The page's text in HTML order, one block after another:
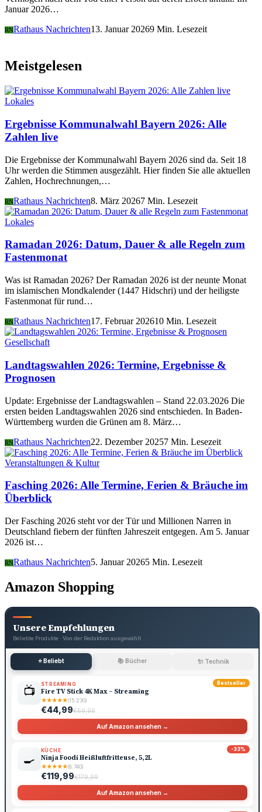
Januar 2026…
RNRathaus Nachrichten13. Januar 20269 Min. Lesezeit
Meistgelesen
Lokales
Ergebnisse Kommunalwahl Bayern 2026: Alle
Zahlen live
Die Ergebnisse der Kommunalwahl Bayern 2026 sind da. Seit 18
Uhr werden die Stimmen ausgezählt. Hier finden Sie alle aktuellen
Zahlen, Hochrechnungen,…
RNRathaus Nachrichten8. März 20267 Min. Lesezeit
Lokales
Ramadan 2026: Datum, Dauer & alle Regeln zum
Fastenmonat
Was ist Ramadan 2026? Der Ramadan 2026 ist der neunte Monat
im islamischen Mondkalender (1447 Hidschri) und der heiligste
Fastenmonat für rund…
RNRathaus Nachrichten17. Februar 202610 Min. Lesezeit
Gesellschaft
Landtagswahlen 2026: Termine, Ergebnisse &
Prognosen
Update: Ergebnisse der Landtagswahlen – Stand 22.03.2026 Die
ersten beiden Landtagswahlen 2026 sind entschieden. In Baden-
Württemberg wurden die Grünen am 8. März…
RNRathaus Nachrichten22. Dezember 20257 Min. Lesezeit
Veranstaltungen & Kultur
Fasching 2026: Alle Termine, Ferien & Bräuche im
Überblick
Der Fasching 2026 steht vor der Tür und Millionen Narren in
Deutschland fiebern der fünften Jahreszeit entgegen. Am 5. Januar
2026 ist…
RNRathaus Nachrichten5. Januar 20265 Min. Lesezeit
Amazon Shopping
Unsere Empfehlungen
Beliebte Produkte · Von der Redaktion ausgewählt
⭐ Beliebt 📚 Bücher 🔌 Technik
Bestseller
📺 STREAMING
Fire TV Stick 4K Max – Streaming
★★★★★(15.230)
€44,99€69,99
Auf Amazon ansehen →
-33%
🍳
KÜCHE
Ninja Foodi Heißluftfritteuse, 5,2L
★★★★★(8.740)
€119,99€179,99
Auf Amazon ansehen →